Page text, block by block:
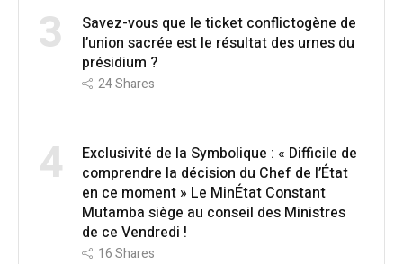
3
Savez-vous que le ticket conflictogène de
l’union sacrée est le résultat des urnes du
présidium ?
24Shares
4
Exclusivité de la Symbolique : « Difficile de
comprendre la décision du Chef de l’État
en ce moment » Le MinÉtat Constant
Mutamba siège au conseil des Ministres
de ce Vendredi !
16Shares